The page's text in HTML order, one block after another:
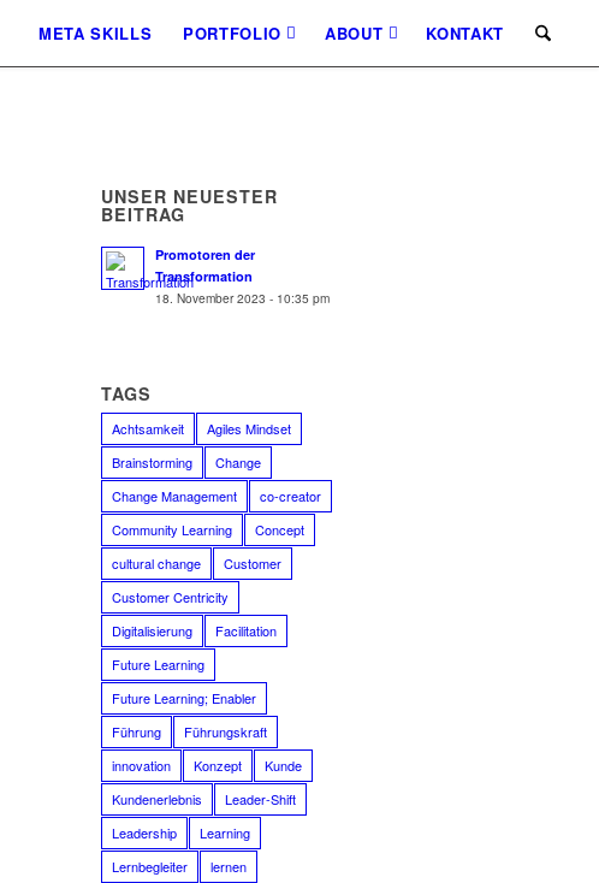
META SKILLS PORTFOLIO ABOUT KONTAKT
UNSER NEUESTER
BEITRAG
Promotoren der
Transformation
18. November 2023 - 10:35 pm
TAGS
Achtsamkeit
Agiles Mindset
Brainstorming
Change
Change Management
co-creator
Community Learning
Concept
cultural change
Customer
Customer Centricity
Digitalisierung
Facilitation
Future Learning
Future Learning; Enabler
Führung
Führungskraft
innovation
Konzept
Kunde
Kundenerlebnis
Leader-Shift
Leadership
Learning
Lernbegleiter
lernen